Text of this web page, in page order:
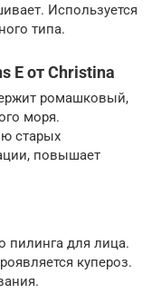
Используется
типа.
E от Christina
ромашковый,
моря.
старых
повышает
пилинга для лица.
купероз.